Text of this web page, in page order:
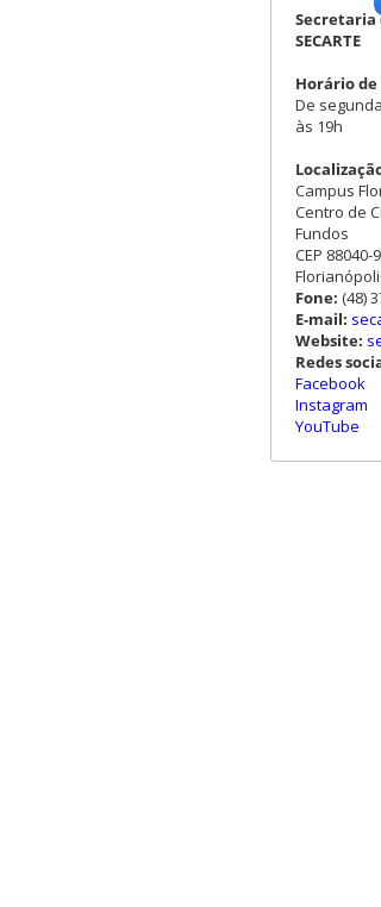
Secretaria
SECARTE
Horário
De
às 19h
Campus
Centro de
Fundos
CEP 88040-
Fone: (48)
E-mail:
Website:
Redes
Facebook
Instagram
YouTube